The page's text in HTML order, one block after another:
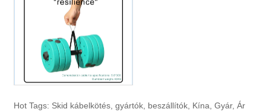
Hot Tags: Skid kábelkötés, gyártók, beszállítók, Kína, Gyár, Ár